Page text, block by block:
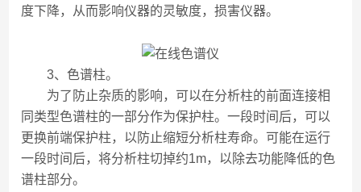
度下降，从而影响仪器的灵敏度，损害仪器。
3、色谱柱。
为了防止杂质的影响，可以在分析柱的前面连接相
同类型色谱柱的一部分作为保护柱。一段时间后，可以
更换前端保护柱，以防止缩短分析柱寿命。可能在运行
一段时间后，将分析柱切掉约1m，以除去功能降低的色
谱柱部分。